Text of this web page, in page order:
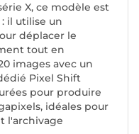
X, ce modèle est
il utilise un
déplacer le
tout en
images avec un
Pixel Shift
pour produire
idéales pour
l'archivage